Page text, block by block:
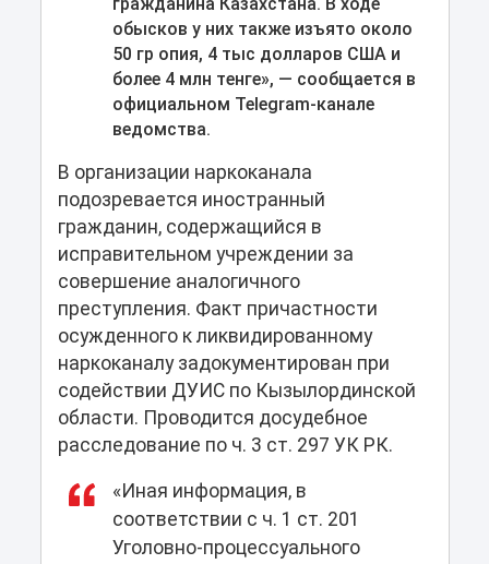
обысков у них также изъято около
50 гр опия, 4 тыс долларов США и
более 4 млн тенге», — сообщается в
официальном Telegram-канале
ведомства.
В организации наркоканала
подозревается иностранный
гражданин, содержащийся в
исправительном учреждении за
совершение аналогичного
преступления. Факт причастности
осужденного к ликвидированному
наркоканалу задокументирован при
содействии ДУИС по Кызылординской
области. Проводится досудебное
расследование по ч. 3 ст. 297 УК РК.
«Иная информация, в
соответствии с ч. 1 ст. 201
Уголовно-процессуального